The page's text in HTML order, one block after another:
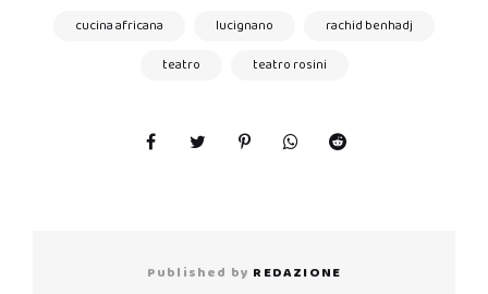
cucina africana lucignano
rachid benhadj
teatro
teatro rosini
Published by REDAZIONE